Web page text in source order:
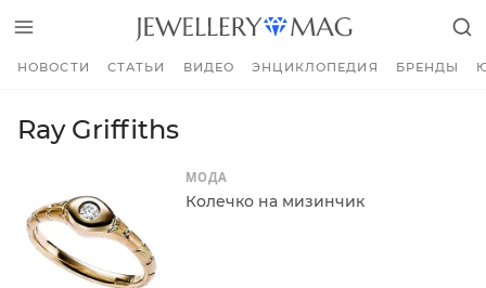
НОВОСТИ СТАТЬИ ВИДЕО ЭНЦИКЛОПЕДИЯ БРЕНДЫ
Ray Griffiths
МОДА
Колечко на мизинчик